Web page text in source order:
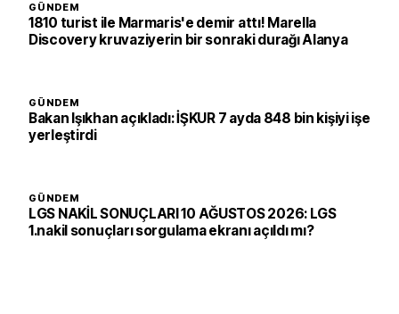
GÜNDEM
1810 turist ile Marmaris'e demir attı! Marella
Discovery kruvaziyerin bir sonraki durağı Alanya
GÜNDEM
Bakan Işıkhan açıkladı: İŞKUR 7 ayda 848 bin kişiyi işe
yerleştirdi
GÜNDEM
LGS NAKİL SONUÇLARI 10 AĞUSTOS 2026: LGS
1.nakil sonuçları sorgulama ekranı açıldı mı?